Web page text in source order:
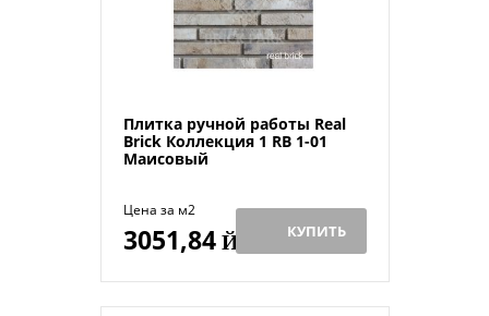
Плитка ручной работы Real
Brick Коллекция 1 RB 1-01
Маисовый
Цена за м2
3051,84Й КУПИТЬ